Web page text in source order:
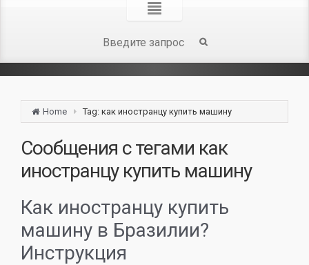
Home Tag: как иностранцу купить машину
Сообщения с тегами как
иностранцу купить машину
Как иностранцу купить
машину в Бразилии?
Инструкция